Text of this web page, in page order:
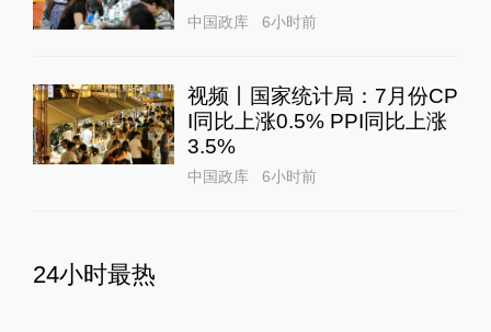
中国政库 6小时前
视频丨国家统计局：7月份CP
I同比上涨0.5% PPI同比上涨
3.5%
中国政库 6小时前
24小时最热